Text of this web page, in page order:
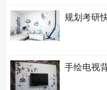
规划考研
手绘电视